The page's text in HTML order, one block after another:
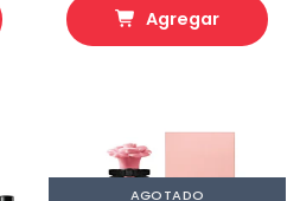
Agregar
AGOTADO